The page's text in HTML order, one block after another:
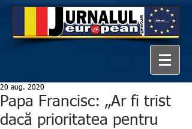
Papa Francisc: „Ar fi trist
dacă prioritatea pentru
20 aug. 2020